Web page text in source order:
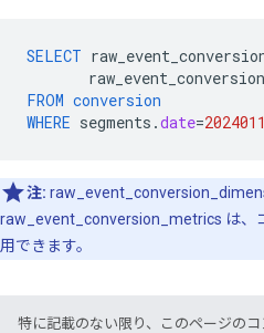
SELECT
FROM conversion
WHERE segments .date=
注:
raw_event_conversion_metrics は、
用できます。
特に記載のない限り、このページの